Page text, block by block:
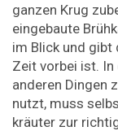
ganzen Krug
eingebaute
im Blick und gibt
Zeit vorbei ist.
anderen Dingen
nutzt, muss
kräuter zur